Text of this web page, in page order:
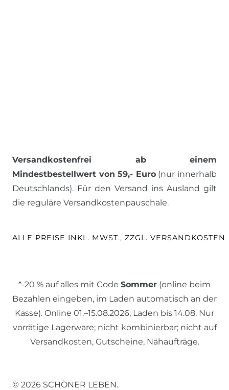
Versandkostenfrei ab einem
Mindestbestellwert von 59,- Euro(nur innerhalb
Deutschlands). Für den Versand ins Ausland gilt
die reguläre Versandkostenpauschale.
ALLE PREISE INKL. MWST., ZZGL. VERSANDKOSTEN
*-20 % auf alles mit Code Sommer (online beim
Bezahlen eingeben, im Laden automatisch an der
Kasse). Online 01.–15.08.2026, Laden bis 14.08. Nur
vorrätige Lagerware; nicht kombinierbar; nicht auf
Versandkosten, Gutscheine, Nähaufträge.
© 2026 SCHÖNER LEBEN.